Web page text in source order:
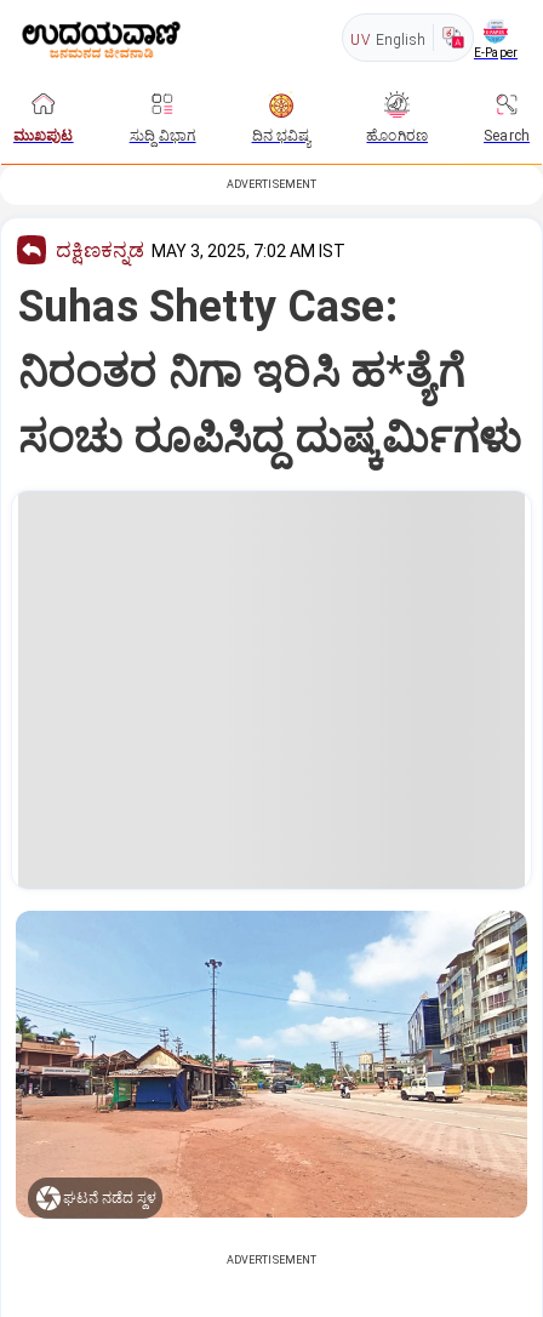
UV English
E-Paper
ಮುಖಪುಟ ಸುದ್ದಿ ವಿಭಾಗ ದಿನ ಭವಿಷ್ಯ ಹೊಂಗಿರಣ Search
ADVERTISEMENT
ದಕ್ಷಿಣಕನ್ನಡ MAY 3, 2025, 7:02 AM IST
Suhas Shetty Case:
ನಿರಂತರ ನಿಗಾ ಇರಿಸಿ ಹ*ತ್ಯೆಗೆ
ಸಂಚು ರೂಪಿಸಿದ್ದ ದುಷ್ಕರ್ಮಿಗಳು
ಘಟನೆ ನಡೆದ ಸ್ಥಳ
ADVERTISEMENT